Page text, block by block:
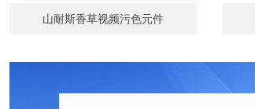
山耐斯香草视频污色元件